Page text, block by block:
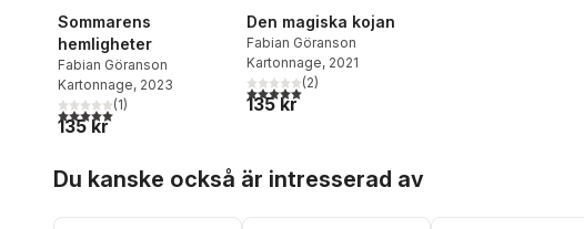
Sommarens
hemligheter
Fabian Göranson
Kartonnage, 2023
5,0utav 5 stjärnor. Totalt antal röster:
(1)
135 kr
Den magiska kojan
Fabian Göranson
Kartonnage, 2021
5,0utav 5 stjärnor. Totalt antal röster:
(2)
135 kr
Du kanske också är intresserad av